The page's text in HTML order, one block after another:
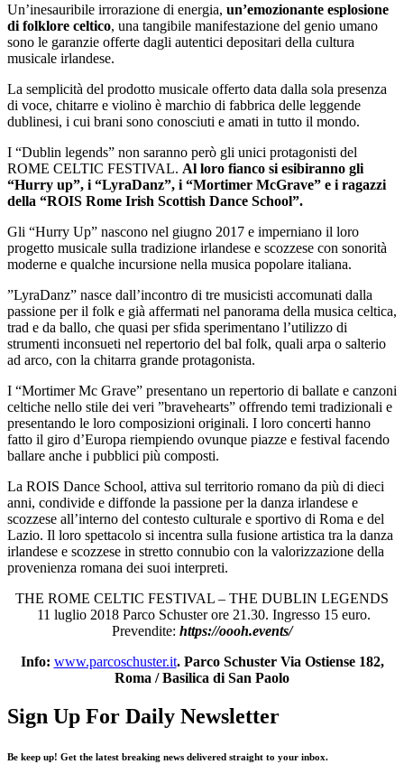
Un’inesauribile irrorazione di energia, un’emozionante esplosione
di folklore celtico, una tangibile manifestazione del genio umano
sono le garanzie offerte dagli autentici depositari della cultura
musicale irlandese.
La semplicità del prodotto musicale offerto data dalla sola presenza
di voce, chitarre e violino è marchio di fabbrica delle leggende
dublinesi, i cui brani sono conosciuti e amati in tutto il mondo.
I “Dublin legends” non saranno però gli unici protagonisti del
ROME CELTIC FESTIVAL. Al loro fianco si esibiranno gli
“Hurry up”, i “LyraDanz”, i “Mortimer McGrave” e i ragazzi
della “ROIS Rome Irish Scottish Dance School”.
Gli “Hurry Up” nascono nel giugno 2017 e imperniano il loro
progetto musicale sulla tradizione irlandese e scozzese con sonorità
moderne e qualche incursione nella musica popolare italiana.
”LyraDanz” nasce dall’incontro di tre musicisti accomunati dalla
passione per il folk e già affermati nel panorama della musica celtica,
trad e da ballo, che quasi per sfida sperimentano l’utilizzo di
strumenti inconsueti nel repertorio del bal folk, quali arpa o salterio
ad arco, con la chitarra grande protagonista.
I “Mortimer Mc Grave” presentano un repertorio di ballate e canzoni
celtiche nello stile dei veri ”bravehearts” offrendo temi tradizionali e
presentando le loro composizioni originali. I loro concerti hanno
fatto il giro d’Europa riempiendo ovunque piazze e festival facendo
ballare anche i pubblici più composti.
La ROIS Dance School, attiva sul territorio romano da più di dieci
anni, condivide e diffonde la passione per la danza irlandese e
scozzese all’interno del contesto culturale e sportivo di Roma e del
Lazio. Il loro spettacolo si incentra sulla fusione artistica tra la danza
irlandese e scozzese in stretto connubio con la valorizzazione della
provenienza romana dei suoi interpreti.
THE ROME CELTIC FESTIVAL – THE DUBLIN LEGENDS
11 luglio 2018 Parco Schuster ore 21.30. Ingresso 15 euro.
Prevendite: https://oooh.events/
Info: www.parcoschuster.it. Parco Schuster Via Ostiense 182,
Roma / Basilica di San Paolo
Sign Up For Daily Newsletter
Be keep up! Get the latest breaking news delivered straight to your inbox.